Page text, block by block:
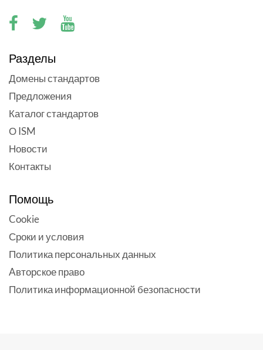
Разделы
Домены стандартов
Предложения
Каталог стандартов
О ISM
Новости
Контакты
Помощь
Cookie
Сроки и условия
Политика персональных данных
Aвторское право
Политика информационной безопасности